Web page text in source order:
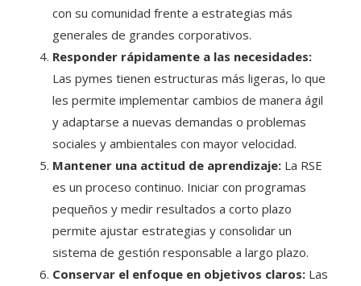
con su comunidad frente a estrategias más
generales de grandes corporativos.
Responder rápidamente a las necesidades:
Las pymes tienen estructuras más ligeras, lo que
les permite implementar cambios de manera ágil
y adaptarse a nuevas demandas o problemas
sociales y ambientales con mayor velocidad.
Mantener una actitud de aprendizaje: La RSE
es un proceso continuo. Iniciar con programas
pequeños y medir resultados a corto plazo
permite ajustar estrategias y consolidar un
sistema de gestión responsable a largo plazo.
Conservar el enfoque en objetivos claros: Las